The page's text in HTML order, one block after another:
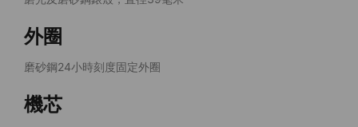
外圈
磨砂鋼24小時刻度固定外圈
機芯